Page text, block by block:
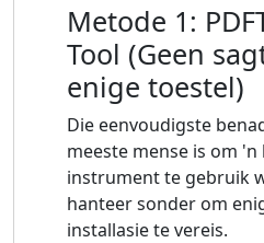
Metode 1:
Tool (Geen
enige toestel)
Die eenvoudigste
meeste mense is om
instrument te gebruik
hanteer sonder om
installasie te vereis.